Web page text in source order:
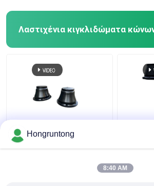
Λαστιχένια κιγκλιδώματα
600H Κωνικό Φέντερ
Ελαφρύς Βάρος
Εύκολη εγκατάσταση
Hongruntong
8:40 AM